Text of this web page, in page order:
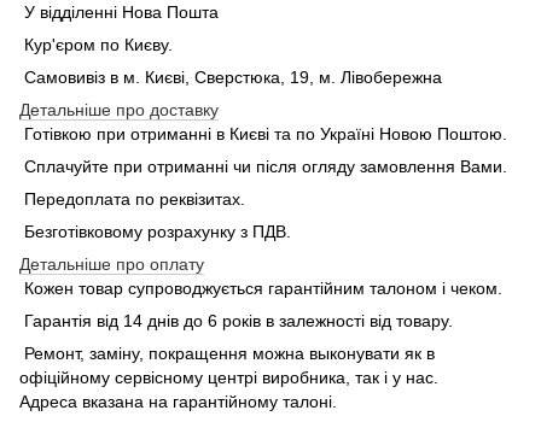
У відділенні Нова Пошта
Кур'єром по Києву.
Самовивіз в м. Києві, Сверстюка, 19, м. Лівобережна
Детальніше про доставку
Готівкою при отриманні в Києві та по Україні Новою Поштою.
Сплачуйте при отриманні чи після огляду замовлення Вами.
Передоплата по реквізитах.
Безготівковому розрахунку з ПДВ.
Детальніше про оплату
Кожен товар супроводжується гарантійним талоном і чеком.
Гарантія від 14 днів до 6 років в залежності від товару.
Ремонт, заміну, покращення можна выконувати як в
офіційному сервісному центрі виробника, так і у нас.
Адреса вказана на гарантійному талоні.